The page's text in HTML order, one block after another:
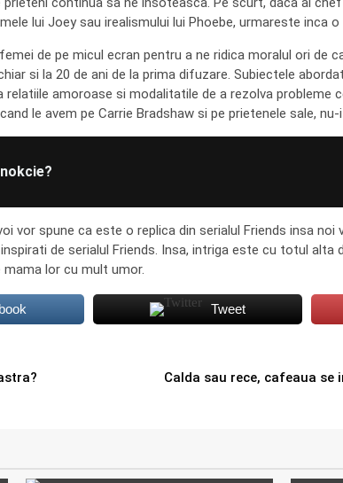
lui Joey sau irealismului lui Phoebe, urmareste inca
de pe micul ecran pentru a ne ridica moralul ori de
si la 20 de ani de la prima difuzare. Subiectele
relatiile amoroase si modalitatile de a rezolva probleme
le avem pe Carrie Bradshaw si pe prietenele sale, nu-
vor spune ca este o replica din serialul Friends insa noi
de serialul Friends. Insa, intriga este cu totul alta
lor cu mult umor.
Tweet
Calda sau rece, cafeaua